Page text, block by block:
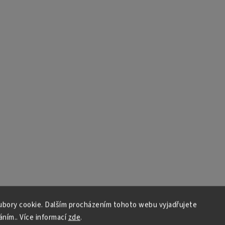
cookie. Dalším procházením tohoto webu vyjadřujete
Více informacízde.